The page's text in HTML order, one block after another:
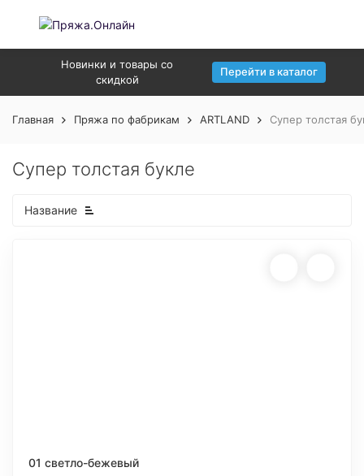
Новинки и товары со
скидкой
Перейти в каталог
Главная Пряжа по фабрикам ARTLAND Супер толстая
Супер толстая букле
Название
01 светло-бежевый